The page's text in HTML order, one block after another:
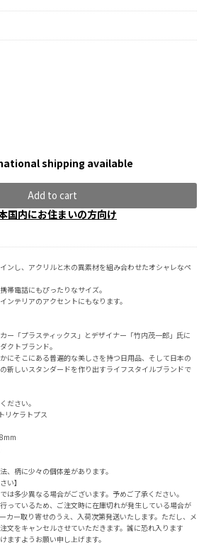
shipping available
Add to cart
国内にお住まいの方向け
ンし、アクリルと木の異素材を組み合わせたオシャレなペ
帯電話にもぴったりなサイズ。
ンテリアのアクセントにもなります。
ー「プラスティックス」とデザイナー「竹内茂一郎」氏に
クトブランド。
にそこにある普遍的な美しさを持つ日用品、そして日本の
新しいスタンダードを作り出すライフスタイルブランドで
ださい。
リケラトプス
柄に少々の個体差があります。
い】
多少異なる場合がございます。予めご了承ください。
っているため、ご注文時に在庫切れが発生している場合が
カー取り寄せのうえ、入荷次第発送いたします。ただし、メ
文をキャンセルさせていただきます。誠に恐れ入ります
ますようお願い申し上げます。